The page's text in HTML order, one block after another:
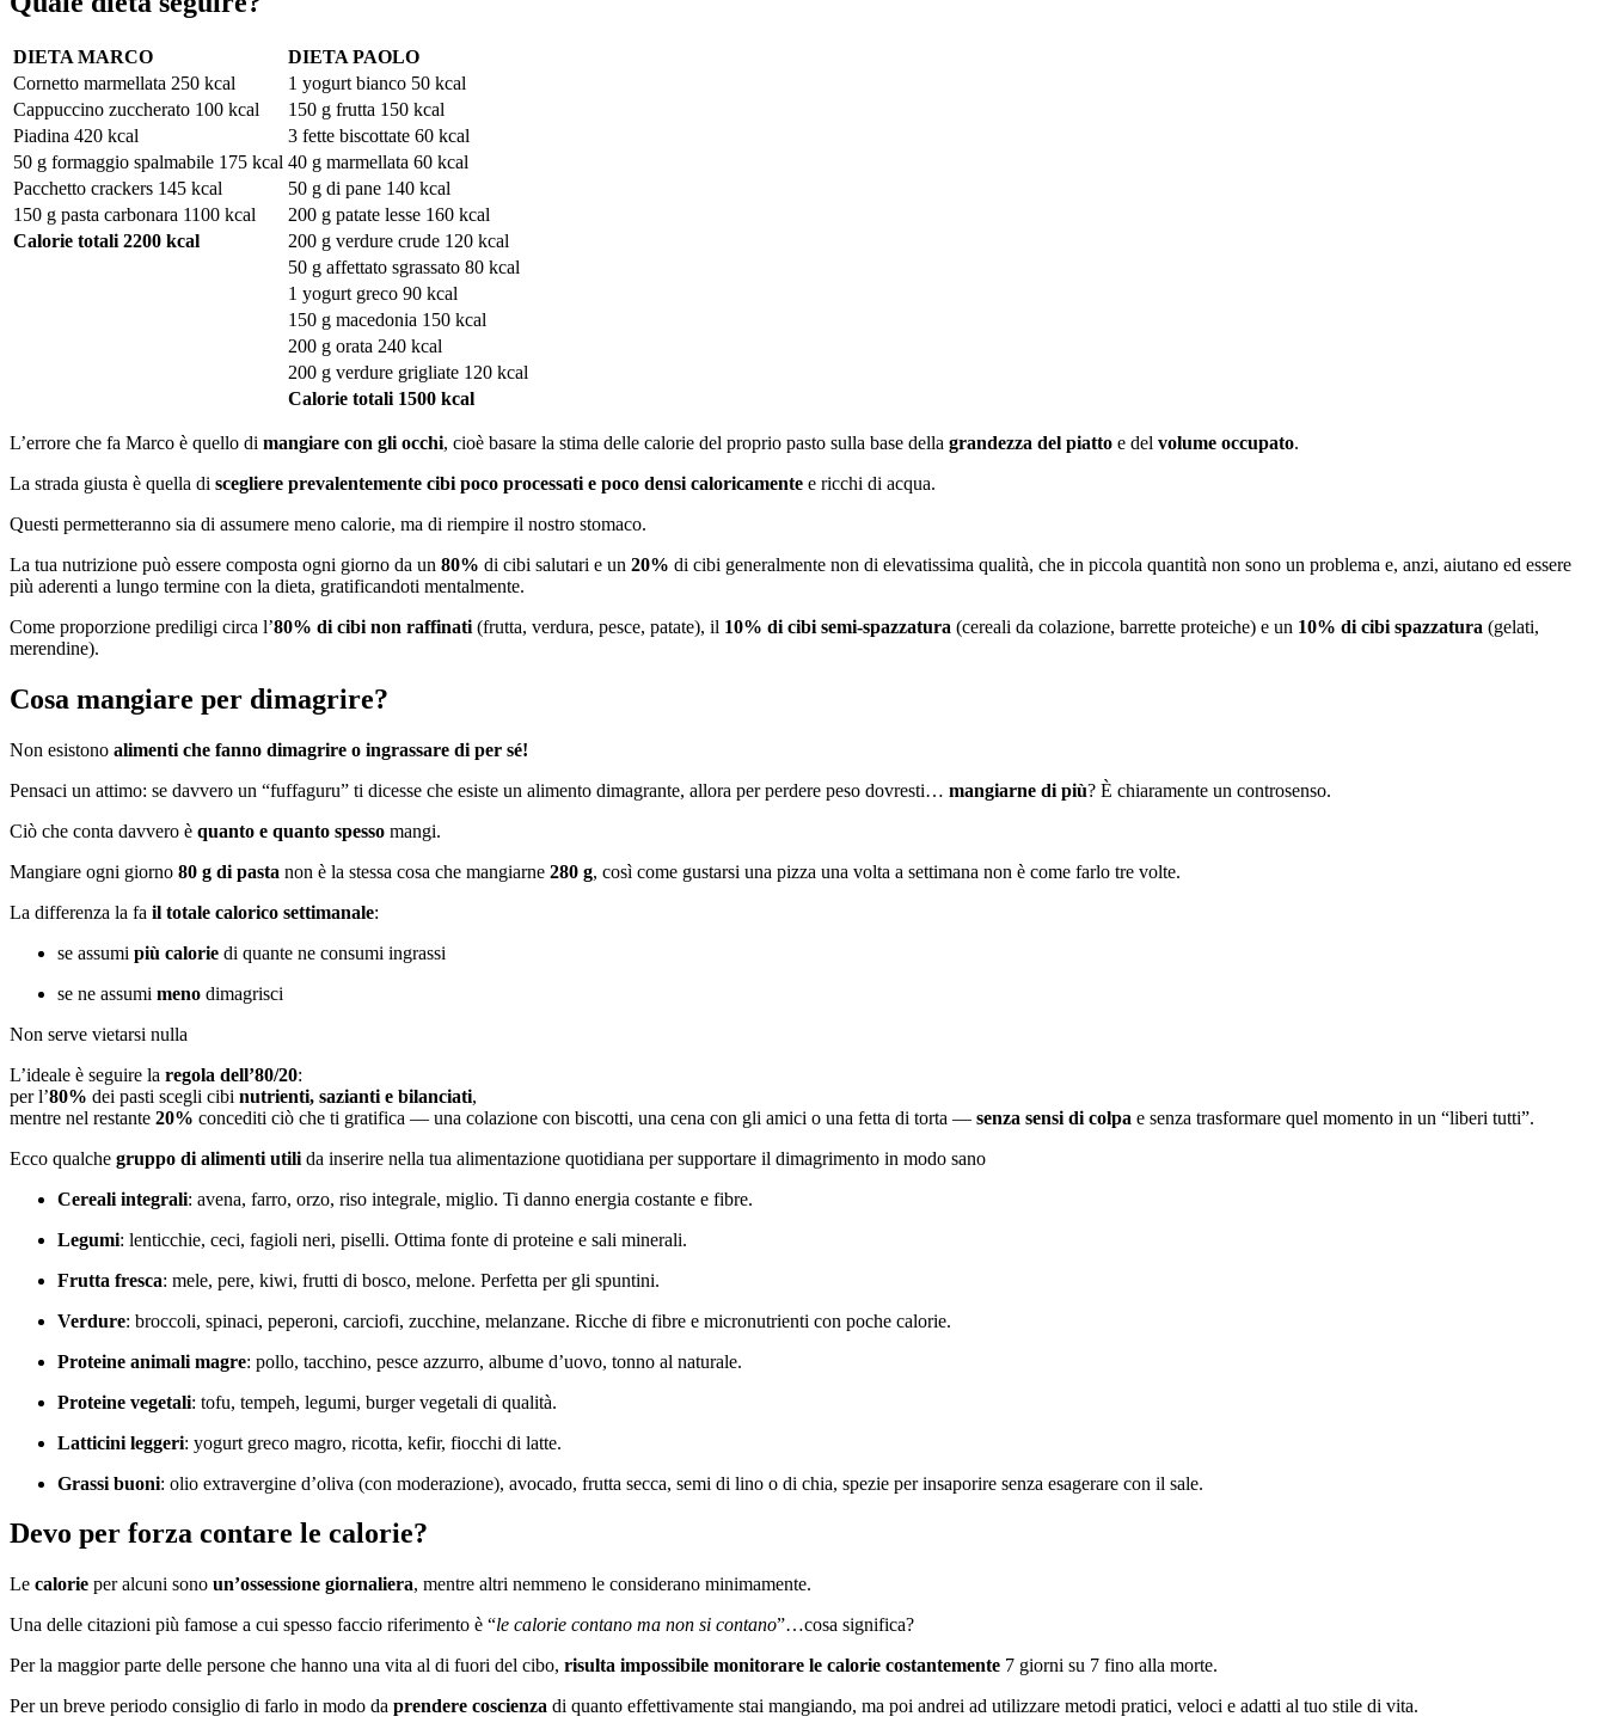
DIETA MARCO
DIETA PAOLO
Cornetto marmellata 250 kcal
1 yogurt bianco 50 kcal
Cappuccino zuccherato 100 kcal
150 g frutta 150 kcal
Piadina 420 kcal
3 fette biscottate 60 kcal
50 g formaggio spalmabile 175 kcal 40 g marmellata 60 kcal
Pacchetto crackers 145 kcal
50 g di pane 140 kcal
150 g pasta carbonara 1100 kcal
200 g patate lesse 160 kcal
Calorie totali 2200 kcal
200 g verdure crude 120 kcal
50 g affettato sgrassato 80 kcal
1 yogurt greco 90 kcal
150 g macedonia 150 kcal
200 g orata 240 kcal
200 g verdure grigliate 120 kcal
Calorie totali 1500 kcal
L’errore che fa Marco è quello di mangiare con gli occhi, cioè basare la stima delle calorie del proprio pasto sulla base della grandezza del piatto e del volume occupato.
La strada giusta è quella di scegliere prevalentemente cibi poco processati e poco densi caloricamente e ricchi di acqua.
Questi permetteranno sia di assumere meno calorie, ma di riempire il nostro stomaco.
La tua nutrizione può essere composta ogni giorno da un 80% di cibi salutari e un 20% di cibi generalmente non di elevatissima qualità, che in piccola quantità non sono un problema e, anzi, aiutano ed essere
più aderenti a lungo termine con la dieta, gratificandoti mentalmente.
Come proporzione prediligi circa l’80% di cibi non raffinati (frutta, verdura, pesce, patate), il 10% di cibi semi-spazzatura (cereali da colazione, barrette proteiche) e un 10% di cibi spazzatura (gelati,
merendine).
Cosa mangiare per dimagrire?
Non esistono alimenti che fanno dimagrire o ingrassare di per sé!
Pensaci un attimo: se davvero un “fuffaguru” ti dicesse che esiste un alimento dimagrante, allora per perdere peso dovresti… mangiarne di più? È chiaramente un controsenso.
Ciò che conta davvero è quanto e quanto spesso mangi.
Mangiare ogni giorno 80 g di pasta non è la stessa cosa che mangiarne 280 g, così come gustarsi una pizza una volta a settimana non è come farlo tre volte.
La differenza la fa il totale calorico settimanale:
se assumi più calorie di quante ne consumi ingrassi
se ne assumi meno dimagrisci
Non serve vietarsi nulla
L’ideale è seguire la regola dell’80/20:
per l’80% dei pasti scegli cibi nutrienti, sazianti e bilanciati,
mentre nel restante 20% concediti ciò che ti gratifica — una colazione con biscotti, una cena con gli amici o una fetta di torta — senza sensi di colpa e senza trasformare quel momento in un “liberi tutti”.
Ecco qualche gruppo di alimenti utili da inserire nella tua alimentazione quotidiana per supportare il dimagrimento in modo sano
Cereali integrali: avena, farro, orzo, riso integrale, miglio. Ti danno energia costante e fibre.
Legumi: lenticchie, ceci, fagioli neri, piselli. Ottima fonte di proteine e sali minerali.
Frutta fresca: mele, pere, kiwi, frutti di bosco, melone. Perfetta per gli spuntini.
Verdure: broccoli, spinaci, peperoni, carciofi, zucchine, melanzane. Ricche di fibre e micronutrienti con poche calorie.
Proteine animali magre: pollo, tacchino, pesce azzurro, albume d’uovo, tonno al naturale.
Proteine vegetali: tofu, tempeh, legumi, burger vegetali di qualità.
Latticini leggeri: yogurt greco magro, ricotta, kefir, fiocchi di latte.
Grassi buoni: olio extravergine d’oliva (con moderazione), avocado, frutta secca, semi di lino o di chia, spezie per insaporire senza esagerare con il sale.
Devo per forza contare le calorie?
Le calorie per alcuni sono un’ossessione giornaliera, mentre altri nemmeno le considerano minimamente.
Una delle citazioni più famose a cui spesso faccio riferimento è “le calorie contano ma non si contano”…cosa significa?
Per la maggior parte delle persone che hanno una vita al di fuori del cibo, risulta impossibile monitorare le calorie costantemente 7 giorni su 7 fino alla morte.
Per un breve periodo consiglio di farlo in modo da prendere coscienza di quanto effettivamente stai mangiando, ma poi andrei ad utilizzare metodi pratici, veloci e adatti al tuo stile di vita.